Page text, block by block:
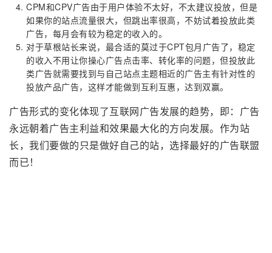
CPM和CPV广告由于用户体验不太好，不太建议投放，但是
如果你的站点流量很大，但跳出率很高，不妨试着投放此类
广告，每月会有较为稳定的收入的。
对于草根站长来说，最合适的莫过于CPT包月广告了，稳定
的收入不用让你操心广告点击率、转化率的问题，但投放此
类广告就需要找到与自己站点主题相近的广告主有针对性的
投放产品广告，这样才能做到互利互惠，达到双赢。
广告形式的变化体现了互联网广告发展的趋势，即：广告
永远朝着广告主利益和效果最大化的方向发展。作为站
长，我们要做的只是做好自己的站，选择最好的广告联盟
而已！